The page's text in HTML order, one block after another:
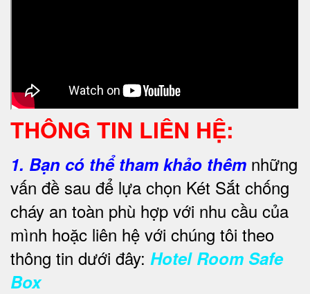
THÔNG TIN LIÊN HỆ:
1. Bạn có thể tham khảo thêm những
vấn đề sau để lựa chọn Két Sắt chống
cháy an toàn phù hợp với nhu cầu của
mình hoặc liên hệ với chúng tôi theo
thông tin dưới đây: Hotel Room Safe
Box